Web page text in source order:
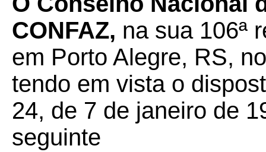
CONFAZ, na sua 106ª
em Porto Alegre, RS,
tendo em vista o
24, de 7 de janeiro de
seguinte